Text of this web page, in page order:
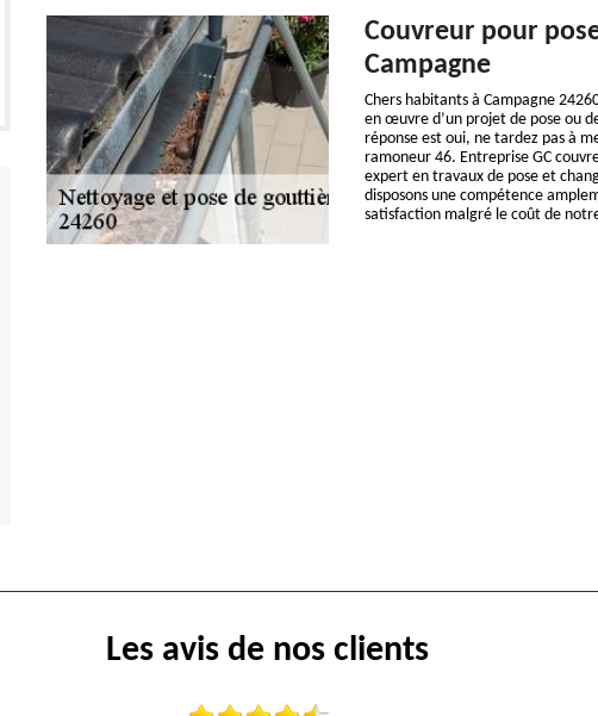
Couvreur pour
Campagne
Chers habitants à Campagne
en œuvre d’un projet de pose ou
réponse est oui, ne tardez pas à
ramoneur 46. Entreprise GC
expert en travaux de pose et
disposons une compétence
satisfaction malgré le coût de
Les avis de nos clients